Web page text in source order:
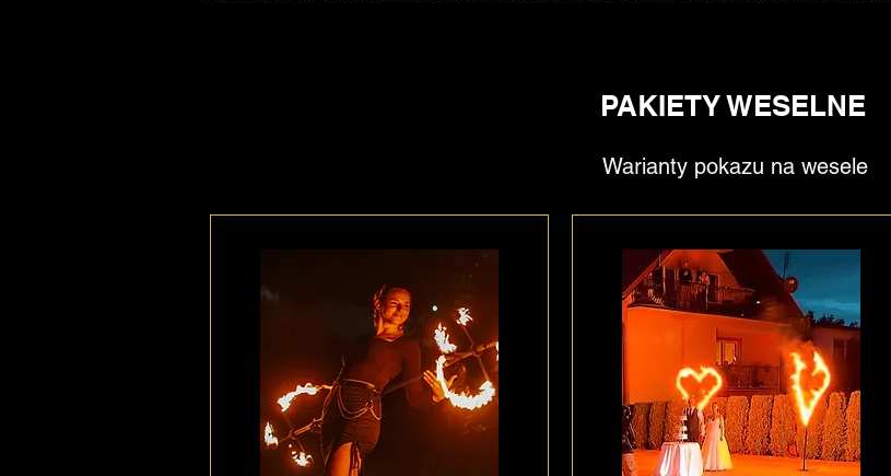
PAKIETY WESELNE
Warianty pokazu na wesele